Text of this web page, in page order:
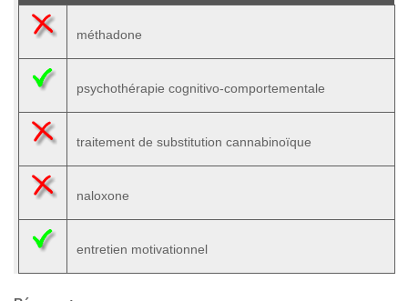
méthadone
psychothérapie cognitivo-comportementale
traitement de substitution cannabinoïque
naloxone
entretien motivationnel